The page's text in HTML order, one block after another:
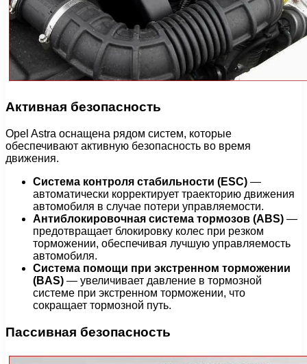
Активная безопасность
Opel Astra оснащена рядом систем, которые
обеспечивают активную безопасность во время
движения.
Система контроля стабильности (ESC) —
автоматически корректирует траекторию движения
автомобиля в случае потери управляемости.
Антиблокировочная система тормозов (ABS) —
предотвращает блокировку колес при резком
торможении, обеспечивая лучшую управляемость
автомобиля.
Система помощи при экстренном торможении
(BAS) — увеличивает давление в тормозной
системе при экстренном торможении, что
сокращает тормозной путь.
Пассивная безопасность